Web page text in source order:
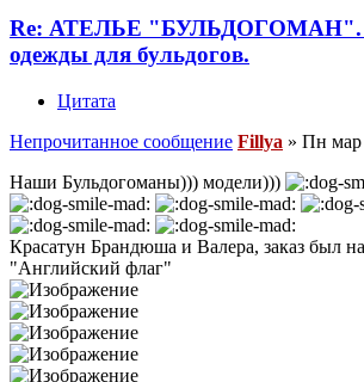
Re: АТЕЛЬЕ "БУЛЬДОГОМАН".
одежды для бульдогов.
Цитата
Непрочитанное сообщение Fillya » Пн мар
Наши Бульдогоманы))) модели)))
Красатун Брандюша и Валера, заказ был
"Английский флаг"